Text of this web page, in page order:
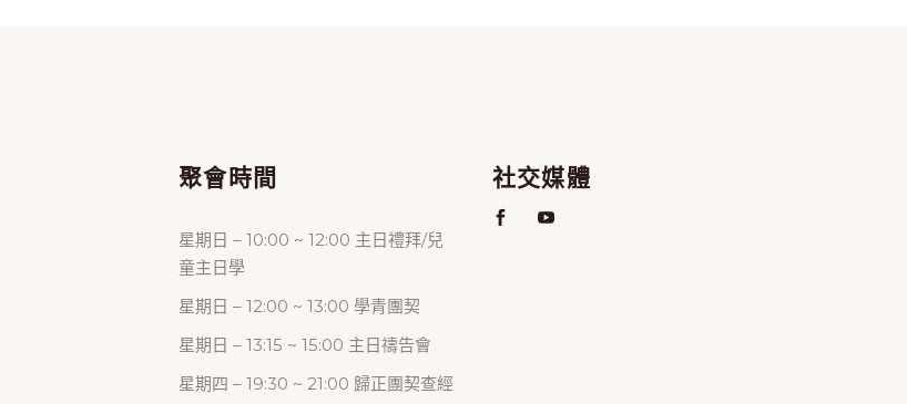
聚會時間
星期日 – 10:00 ~ 12:00 主日禮拜/兒
童主日學
星期日 – 12:00 ~ 13:00 學青團契
星期日 – 13:15 ~ 15:00 主日禱告會
星期四 – 19:30 ~ 21:00 歸正團契查經
社交媒體